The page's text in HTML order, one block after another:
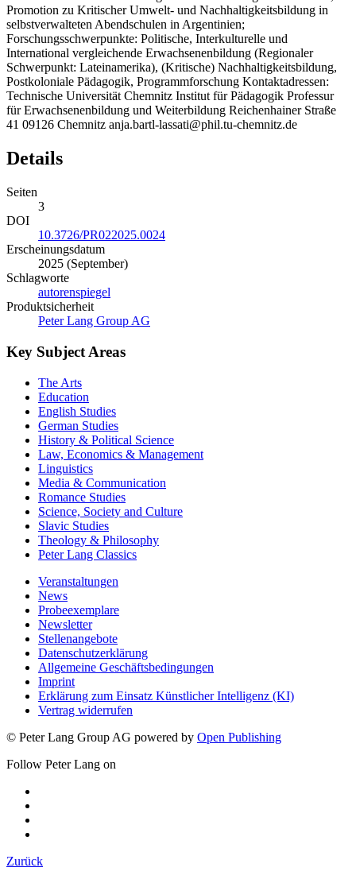
Promotion zu Kritischer Umwelt- und Nachhaltigkeitsbildung in
selbstverwalteten Abendschulen in Argentinien;
Forschungsschwerpunkte: Politische, Interkulturelle und
International vergleichende Erwachsenenbildung (Regionaler
Schwerpunkt: Lateinamerika), (Kritische) Nachhaltigkeitsbildung,
Postkoloniale Pädagogik, Programmforschung Kontaktadressen:
Technische Universität Chemnitz Institut für Pädagogik Professur
für Erwachsenenbildung und Weiterbildung Reichenhainer Straße
41 09126 Chemnitz anja.bartl-lassati@phil.tu-chemnitz.de
Details
Seiten
3
DOI
10.3726/PR022025.0024
Erscheinungsdatum
2025 (September)
Schlagworte
autorenspiegel
Produktsicherheit
Peter Lang Group AG
Key Subject Areas
The Arts
Education
English Studies
German Studies
History & Political Science
Law, Economics & Management
Linguistics
Media & Communication
Romance Studies
Science, Society and Culture
Slavic Studies
Theology & Philosophy
Peter Lang Classics
Veranstaltungen
News
Probeexemplare
Newsletter
Stellenangebote
Datenschutzerklärung
Allgemeine Geschäftsbedingungen
Imprint
Erklärung zum Einsatz Künstlicher Intelligenz (KI)
Vertrag widerrufen
© Peter Lang Group AG powered by Open Publishing
Follow Peter Lang on
Zurück